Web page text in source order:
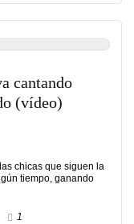
cantando
(vídeo)
chicas que siguen la
tiempo, ganando
1